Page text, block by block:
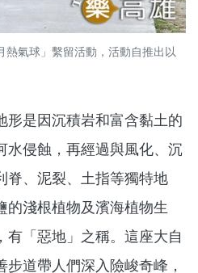
熱氣球」繫留活動，活動自推出以
是因沉積岩和富含黏土的
水侵蝕，再經過與風化、沉
脊、泥裂、土指等獨特地
的淺根植物及濱海植物生
有「惡地」之稱。這座大自
道帶人們深入險峻奇峰，